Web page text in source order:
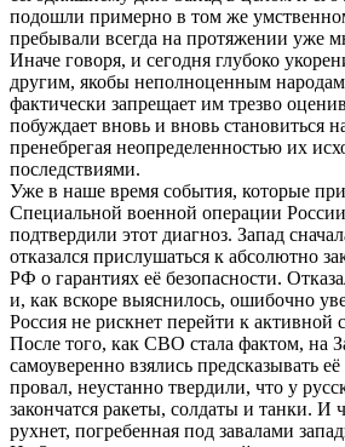
подошли примерно в том же
пребывали всегда на протяжении уже
Иначе говоря, и сегодня глубоко
другим, якобы неполноценным
фактически запрещает им трезво
побуждает вновь и вновь становиться
пренебрегая неопределенностью их
последствиями.
Уже в наше время события, которые
Специальной военной операции
подтвердили этот диагноз. Запад
отказался прислушаться к абсолютно
РФ о гарантиях её безопасности.
и, как вскоре выяснилось, ошибочно
Россия не рискнет перейти к активной
После того, как СВО стала фактом, на
самоуверенно взялись предсказывать
провал, неустанно твердили, что у
закончатся ракеты, солдаты и танки. И
рухнет, погребенная под завалами